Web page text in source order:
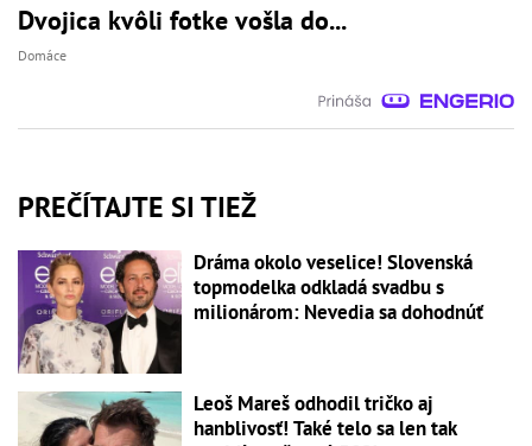
Dvojica kvôli fotke vošla do...
Domáce
PREČÍTAJTE SI TIEŽ
Dráma okolo veselice! Slovenská
topmodelka odkladá svadbu s
milionárom: Nevedia sa dohodnúť
Leoš Mareš odhodil tričko aj
hanblivosť! Také telo sa len tak